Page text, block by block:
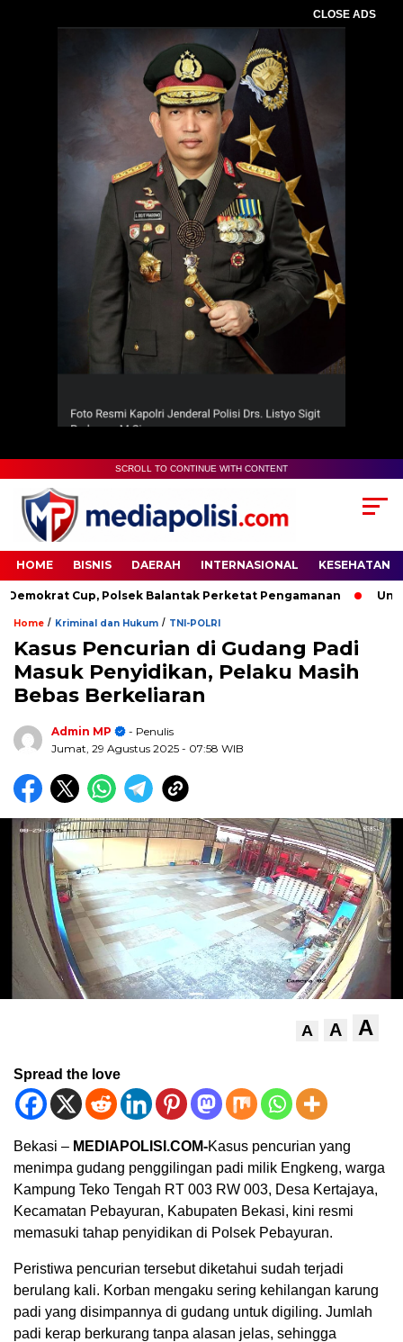
CLOSE ADS
SCROLL TO CONTINUE WITH CONTENT
HOME BISNIS DAERAH INTERNASIONAL KESEHATAN
Cup, Polsek Balantak Perketat Pengamanan
Home / Kriminal dan Hukum / TNI-POLRI
Kasus Pencurian di Gudang Padi
Masuk Penyidikan, Pelaku Masih
Bebas Berkeliaran
Admin MP
- Penulis
Jumat, 29 Agustus 2025 - 07:58 WIB
A A A
Spread the love
Bekasi – MEDIAPOLISI.COM-Kasus pencurian yang
menimpa gudang penggilingan padi milik Engkeng, warga
Kampung Teko Tengah RT 003 RW 003, Desa Kertajaya,
Kecamatan Pebayuran, Kabupaten Bekasi, kini resmi
memasuki tahap penyidikan di Polsek Pebayuran.
Peristiwa pencurian tersebut diketahui sudah terjadi
berulang kali. Korban mengaku sering kehilangan karung
padi yang disimpannya di gudang untuk digiling. Jumlah
padi kerap berkurang tanpa alasan jelas, sehingga